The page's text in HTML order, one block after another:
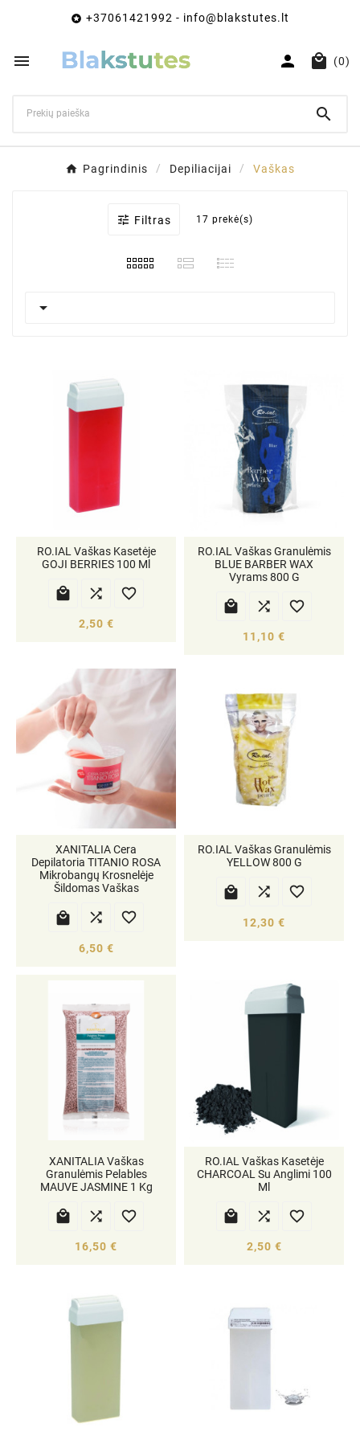
 +37061421992 - info@blakstutes.lt
   (0)

Pagrindinis Depiliacijai Vaškas
 Filtras 17 prekė(s)

RO.IAL Vaškas Kasetėje
GOJI BERRIES 100 Ml
  
2,50 €
RO.IAL Vaškas Granulėmis
BLUE BARBER WAX
Vyrams 800 G
  
11,10 €
XANITALIA Cera
Depilatoria TITANIO ROSA
Mikrobangų Krosnelėje
Šildomas Vaškas
  
6,50 €
RO.IAL Vaškas Granulėmis
YELLOW 800 G
  
12,30 €
XANITALIA Vaškas
Granulėmis Pelables
MAUVE JASMINE 1 Kg
  
16,50 €
RO.IAL Vaškas Kasetėje
CHARCOAL Su Anglimi 100
Ml
  
2,50 €